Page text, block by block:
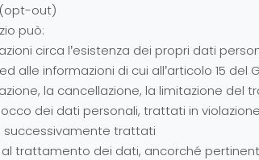
out)
può:
circa l’esistenza dei propri dati
informazioni di cui all’articolo 15 del
la cancellazione, la limitazione
dei dati personali, trattati in
successivamente trattati
trattamento dei dati, ancorché